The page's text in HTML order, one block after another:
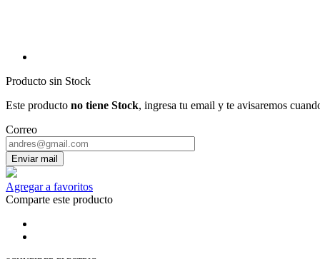
Producto sin Stock
Este producto no tiene Stock, ingresa tu email y te avisaremos
Correo
Enviar mail
Agregar a favoritos
Comparte este producto